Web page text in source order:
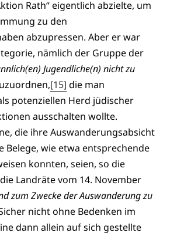
Rath“ eigentlich abzielte, um
zu den
abzupressen. Aber er war
nämlich der Gruppe der
Jugendliche(n) nicht zu
[15] die man
potenziellen Herd jüdischer
ausschalten wollte.
die ihre Auswanderungsabsicht
Belege, wie etwa entsprechende
konnten, seien, so die
Landräte vom 14. November
zum Zwecke der Auswanderung zu
nicht ohne Bedenken im
dann allein auf sich gestellte